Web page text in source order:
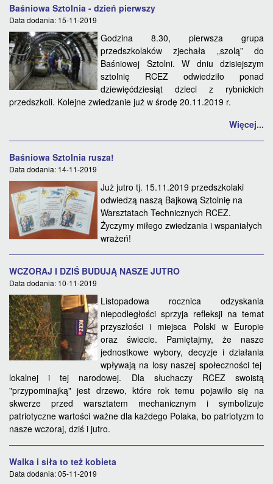
Baśniowa Sztolnia - dzień pierwszy
Data dodania: 15-11-2019
Godzina 8.30, pierwsza grupa
przedszkolaków zjechała „szolą” do
Baśniowej Sztolni. W dniu dzisiejszym
sztolnię RCEZ odwiedziło ponad
dziewięćdziesiąt dzieci z rybnickich
przedszkoli. Kolejne zwiedzanie już w środę 20.11.2019 r.
Więcej...
Baśniowa Sztolnia rusza!
Data dodania: 14-11-2019
Już jutro tj. 15.11.2019 przedszkolaki
odwiedzą naszą Bajkową Sztolnię na
Warsztatach Technicznych RCEZ.
Życzymy miłego zwiedzania i wspaniałych
wrażeń!
WCZORAJ I DZIŚ BUDUJĄ NASZE JUTRO
Data dodania: 10-11-2019
Listopadowa rocznica odzyskania
niepodległości sprzyja refleksji na temat
przyszłości i miejsca Polski w Europie
oraz świecie. Pamiętajmy, że nasze
jednostkowe wybory, decyzje i działania
wpływają na losy naszej społeczności tej
lokalnej i tej narodowej. Dla słuchaczy RCEZ swoistą
"przypominajką" jest drzewo, które rok temu pojawiło się na
skwerze przed warsztatem mechanicznym i symbolizuje
patriotyczne wartości ważne dla każdego Polaka, bo patriotyzm to
nasze wczoraj, dziś i jutro.
Walka i siła to też kobieta
Data dodania: 05-11-2019